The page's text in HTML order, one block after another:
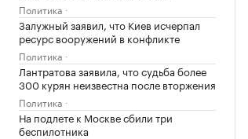
Политика
Залужный заявил, что Киев исчерпал
ресурс вооружений в конфликте
Политика
Лантратова заявила, что судьба более
300 курян неизвестна после вторжения
Политика
На подлете к Москве сбили три
беспилотника